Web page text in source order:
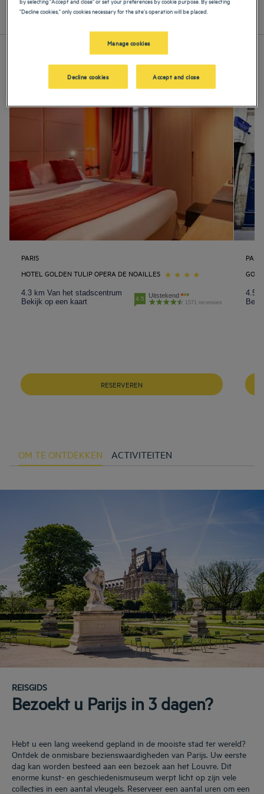
PARIS
HOTEL GOLDEN TULIP OPERA DE NOAILLES
4.3 km Van het stadscentrum
Bekijk op een kaart
4.5 Uitstekend
1571 recensies
RESERVEREN
PARIS
4.5
OM TE ONTDEKKEN ACTIVITEITEN
REISGIDS
Bezoekt u Parijs in 3 dagen?
Hebt u een lang weekend gepland in de mooiste stad ter wereld?
Ontdek de onmisbare bezienswaardigheden van Parijs. Uw eerste
dag kan worden besteed aan een bezoek aan het Louvre. Dit
enorme kunst- en geschiedenismuseum werpt licht op zijn vele
collecties in een aantal vleugels. Reserveer een aantal uren om een
"Decline cookies," only cookies necessary for the site's operation will be placed.
Manage cookies
Decline cookies Accept and close